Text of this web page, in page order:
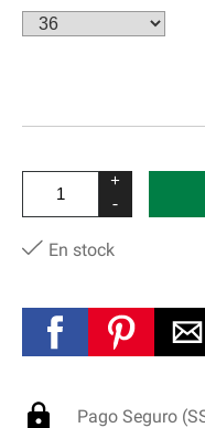
+
-
En stock
Pago Seguro